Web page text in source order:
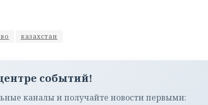
казахстан
событий!
каналы и получайте новости первыми: